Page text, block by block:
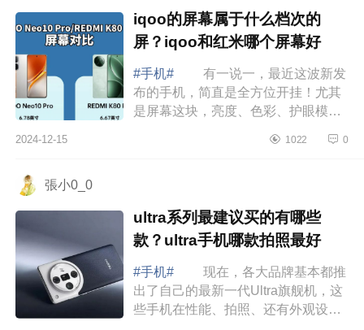
iqoo的屏幕属于什么档次的
屏？iqoo和红米哪个屏幕好
#手机#
有一说一，最近这波新发
布的手机，简直是全方位开挂！尤其
是屏幕这块，亮度、色彩、护眼模
编为大家介绍下iqoo的屏幕属于什么
2024-12-15 1022 0
張小0_0
ultra系列最建议买的有哪些
款？ultra手机哪款拍照最好
#手机#
现在，各大品牌基本都推
出了自己的最新一代Ultra旗舰机，这
些手机在性能、拍照、还有外观设计